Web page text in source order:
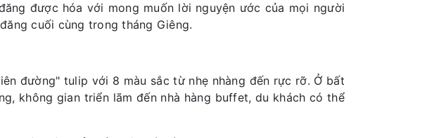
được hóa với mong muốn lời nguyện ước của mọi người
cuối cùng trong tháng Giêng.
đường" tulip với 8 màu sắc từ nhẹ nhàng đến rực rỡ. Ở bất
không gian triển lãm đến nhà hàng buffet, du khách có thể